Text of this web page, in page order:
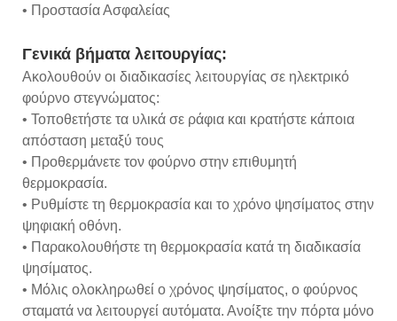
• Προστασία Ασφαλείας
Γενικά βήματα λειτουργίας:
Ακολουθούν οι διαδικασίες λειτουργίας σε ηλεκτρικό
φούρνο στεγνώματος:
• Τοποθετήστε τα υλικά σε ράφια και κρατήστε κάποια
απόσταση μεταξύ τους
• Προθερμάνετε τον φούρνο στην επιθυμητή
θερμοκρασία.
• Ρυθμίστε τη θερμοκρασία και το χρόνο ψησίματος στην
ψηφιακή οθόνη.
• Παρακολουθήστε τη θερμοκρασία κατά τη διαδικασία
ψησίματος.
• Μόλις ολοκληρωθεί ο χρόνος ψησίματος, ο φούρνος
σταματά να λειτουργεί αυτόματα. Ανοίξτε την πόρτα μόνο